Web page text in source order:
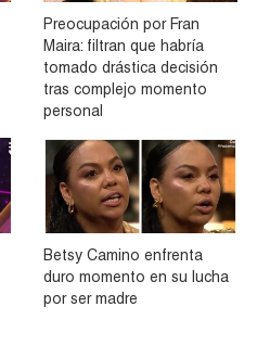
Preocupación por Fran
Maira: filtran que habría
tomado drástica decisión
tras complejo momento
personal
Betsy Camino enfrenta
duro momento en su lucha
por ser madre